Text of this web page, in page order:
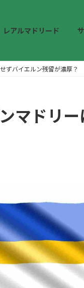
レアルマドリード
ずバイエルン残留が濃厚？
マドリ